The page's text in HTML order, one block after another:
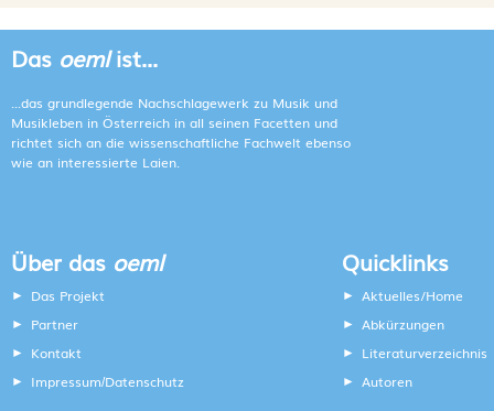
Das oemlist...
...das grundlegende Nachschlagewerk zu Musik und
Musikleben in Österreich in all seinen Facetten und
richtet sich an die wissenschaftliche Fachwelt ebenso
wie an interessierte Laien.
Über das oeml
Das Projekt
Partner
Kontakt
Impressum/Datenschutz
Quicklinks
Aktuelles/Home
Abkürzungen
Literaturverzeichnis
Autoren